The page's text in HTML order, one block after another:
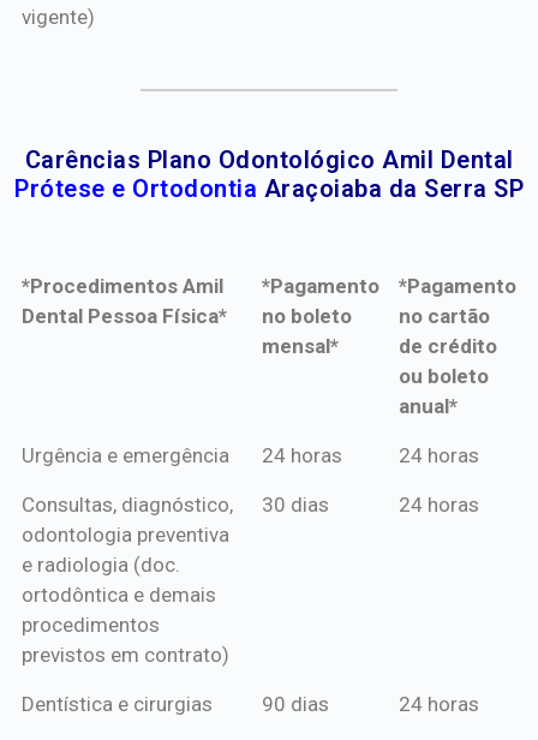
vigente)
Carências Plano Odontológico Amil Dental
Prótese e Ortodontia Araçoiaba da Serra SP
*Procedimentos Amil
Dental Pessoa Física*
*Pagamento
no boleto
mensal*
*Pagamento
no cartão
de crédito
ou boleto
anual*
*Procedimentos Amil
*Pagamento
mensal*
*Pagamento
de crédito
Urgência e emergência 24 horas 24 horas
Consultas, diagnóstico,
odontologia preventiva
e radiologia (doc.
ortodôntica e demais
procedimentos
previstos em contrato)
30 dias 24 horas
Dentística e cirurgias 90 dias 24 horas